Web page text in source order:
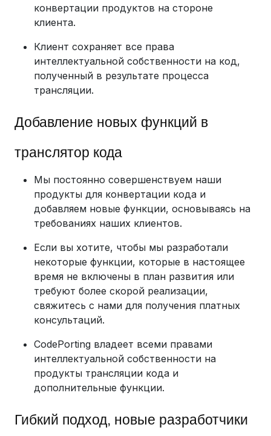
конвертации продуктов на стороне
клиента.
Клиент сохраняет все права
интеллектуальной собственности на код,
полученный в результате процесса
трансляции.
Добавление новых функций в
транслятор кода
Мы постоянно совершенствуем наши
продукты для конвертации кода и
добавляем новые функции, основываясь на
требованиях наших клиентов.
Если вы хотите, чтобы мы разработали
некоторые функции, которые в настоящее
время не включены в план развития или
требуют более скорой реализации,
свяжитесь с нами для получения платных
консультаций.
CodePorting владеет всеми правами
интеллектуальной собственности на
продукты трансляции кода и
дополнительные функции.
Гибкий подход, новые разработчики